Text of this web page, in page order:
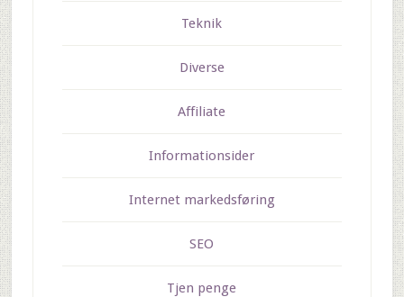
Teknik
Diverse
Affiliate
Informationsider
Internet markedsføring
SEO
Tjen penge